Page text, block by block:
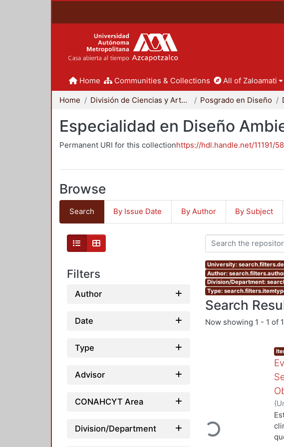
Home Communities & Collections All of Zaloamati
Home División de Ciencias y Artes para el Diseño Posgrado en Diseño
Especialidad en Diseño
Permanent URI for this collectionhttps://hdl.handle.net/11191/
Browse
Search By Issue Date By Author By Subject
Filters
Author
Date
Type
Advisor
CONAHCYT Area
Division/Department
University:
Author:
Division/Department:
Type:
Search
Now showing 1 - 1 of 1
Loading...
(